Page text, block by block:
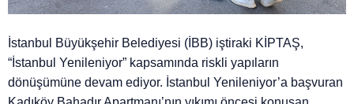
İstanbul Büyükşehir Belediyesi (İBB) iştiraki KİPTAŞ,
“İstanbul Yenileniyor” kapsamında riskli yapıların
dönüşümüne devam ediyor. İstanbul Yenileniyor’a başvuran